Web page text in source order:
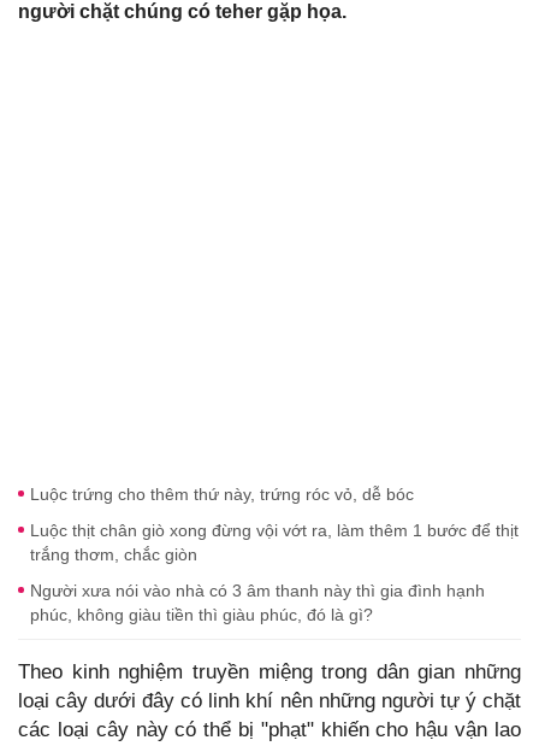
người chặt chúng có teher gặp họa.
Luộc trứng cho thêm thứ này, trứng róc vỏ, dễ bóc
Luộc thịt chân giò xong đừng vội vớt ra, làm thêm 1 bước để thịt
trắng thơm, chắc giòn
Người xưa nói vào nhà có 3 âm thanh này thì gia đình hạnh
phúc, không giàu tiền thì giàu phúc, đó là gì?
Theo kinh nghiệm truyền miệng trong dân gian những
loại cây dưới đây có linh khí nên những người tự ý chặt
các loại cây này có thể bị "phạt" khiến cho hậu vận lao